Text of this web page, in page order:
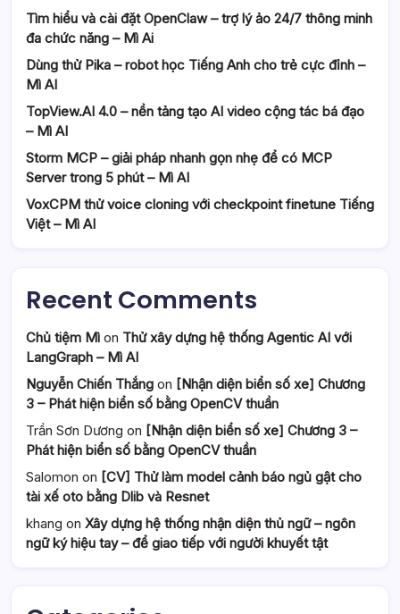
Tìm hiểu và cài đặt OpenClaw – trợ lý ảo 24/7 thông minh
đa chức năng – Mì Ai
Dùng thử Pika – robot học Tiếng Anh cho trẻ cực đỉnh –
Mì AI
TopView.AI 4.0 – nền tảng tạo AI video cộng tác bá đạo
– Mì AI
Storm MCP – giải pháp nhanh gọn nhẹ để có MCP
Server trong 5 phút – Mì AI
VoxCPM thử voice cloning với checkpoint finetune Tiếng
Việt – Mì AI
Recent Comments
Chủ tiệm Mì on Thử xây dựng hệ thống Agentic AI với
LangGraph – Mì AI
Nguyễn Chiến Thắng on [Nhận diện biển số xe] Chương
3 – Phát hiện biển số bằng OpenCV thuần
Trần Sơn Dương on [Nhận diện biển số xe] Chương 3 –
Phát hiện biển số bằng OpenCV thuần
Salomon on [CV] Thử làm model cảnh báo ngủ gật cho
tài xế oto bằng Dlib và Resnet
khang on Xây dựng hệ thống nhận diện thủ ngữ – ngôn
ngữ ký hiệu tay – để giao tiếp với người khuyết tật